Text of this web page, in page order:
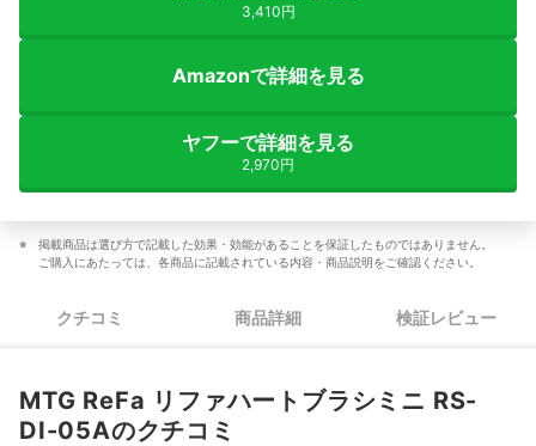
3,410円
Amazonで詳細を見る
ヤフーで詳細を見る
2,970円
掲載商品は選び方で記載した効果・効能があることを保証したものではありません。
ご購入にあたっては、各商品に記載されている内容・商品説明をご確認ください。
クチコミ 商品詳細 検証レビュー
MTG ReFa リファハートブラシミニ RS-
DI-05Aのクチコミ